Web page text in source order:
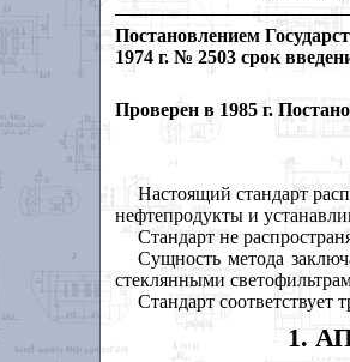
Постановлением
1974 г. № 2503 срок
Проверен в 1985 г.
Настоящий стандарт
нефтепродукты и
Стандарт не
Сущность метода
стеклянными
Стандарт
1.